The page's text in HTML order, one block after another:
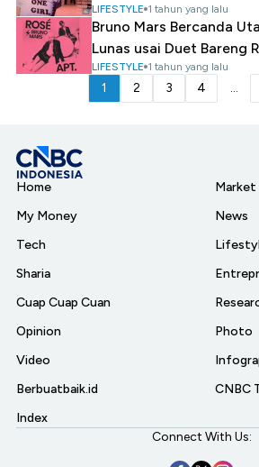
LIFESTYLE 1 tahun yang lalu
Bruno Mars Bercanda
Lunas usai Duet Bareng
LIFESTYLE 1 tahun yang lalu
1 2 3 4 ...
Home
My Money
Tech
Sharia
Cuap Cuap Cuan
Opinion
Video
Berbuatbaik.id
Index
Market
News
Photo
CNBC
Connect With Us: